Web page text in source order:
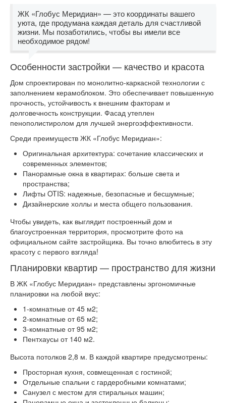
ЖК «Глобус Меридиан» — это координаты вашего
уюта, где продумана каждая деталь для счастливой
жизни. Мы позаботились, чтобы вы имели все
необходимое рядом!
Особенности застройки — качество и красота
Дом спроектирован по монолитно-каркасной технологии с
заполнением керамоблоком. Это обеспечивает повышенную
прочность, устойчивость к внешним факторам и
долговечность конструкции. Фасад утеплен
пенополистиролом для лучшей энергоэффективности.
Среди преимуществ ЖК «Глобус Меридиан»:
Оригинальная архитектура: сочетание классических и
современных элементов;
Панорамные окна в квартирах: больше света и
пространства;
Лифты OTIS: надежные, безопасные и бесшумные;
Дизайнерские холлы и места общего пользования.
Чтобы увидеть, как выглядит построенный дом и
благоустроенная территория, просмотрите фото на
официальном сайте застройщика. Вы точно влюбитесь в эту
красоту с первого взгляда!
Планировки квартир — пространство для жизни
В ЖК «Глобус Меридиан» представлены эргономичные
планировки на любой вкус:
1-комнатные от 45 м2;
2-комнатные от 65 м2;
3-комнатные от 95 м2;
Пентхаусы от 140 м2.
Высота потолков 2,8 м. В каждой квартире предусмотрены:
Просторная кухня, совмещенная с гостиной;
Отдельные спальни с гардеробными комнатами;
Санузел с местом для стиральных машин;